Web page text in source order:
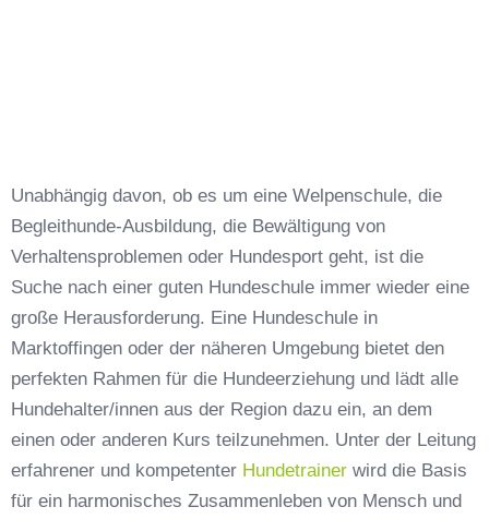
Unabhängig davon, ob es um eine Welpenschule, die
Begleithunde-Ausbildung, die Bewältigung von
Verhaltensproblemen oder Hundesport geht, ist die
Suche nach einer guten Hundeschule immer wieder eine
große Herausforderung. Eine Hundeschule in
Marktoffingen oder der näheren Umgebung bietet den
perfekten Rahmen für die Hundeerziehung und lädt alle
Hundehalter/innen aus der Region dazu ein, an dem
einen oder anderen Kurs teilzunehmen. Unter der Leitung
erfahrener und kompetenter Hundetrainer wird die Basis
für ein harmonisches Zusammenleben von Mensch und